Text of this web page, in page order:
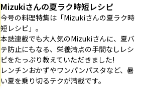
Mizukiさんの夏ラク時短レシピ
今号の料理特集は「Mizukiさんの夏ラク時
短レシピ」。
本誌連載でも大人気のMizukiさんに、夏バ
テ防止にもなる、栄養満点の手間なしレシ
ピをたっぷり教えていただきました!
レンチンおかずやワンパンパスタなど、暑
い夏を乗り切るテクが満載です。